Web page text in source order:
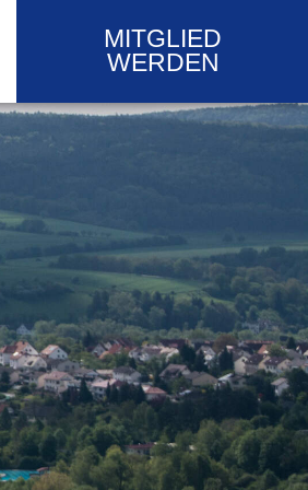
MITGLIED
WERDEN